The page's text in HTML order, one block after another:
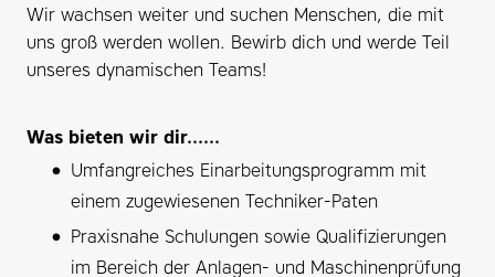
Wir wachsen weiter und suchen Menschen, die mit
uns groß werden wollen. Bewirb dich und werde Teil
unseres dynamischen Teams!
Was bieten wir dir......
Umfangreiches Einarbeitungsprogramm mit
einem zugewiesenen Techniker-Paten
Praxisnahe Schulungen sowie Qualifizierungen
im Bereich der Anlagen- und Maschinenprüfung